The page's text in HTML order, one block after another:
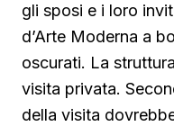
gli sposi e i loro
d’Arte Moderna a
oscurati. La
visita privata.
della visita